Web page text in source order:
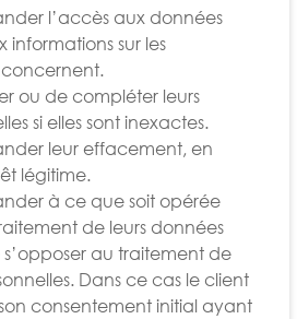
l’accès aux données
informations sur les
ou de compléter leurs
si elles sont inexactes.
leur effacement, en
légitime.
à ce que soit opérée
de leurs données
s’opposer au traitement de
Dans ce cas le client
consentement initial ayant